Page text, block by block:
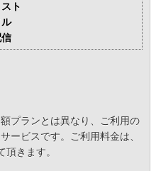
ト
プランとは異なり、ご利用の
ービスです。ご利用料金は、
きます。